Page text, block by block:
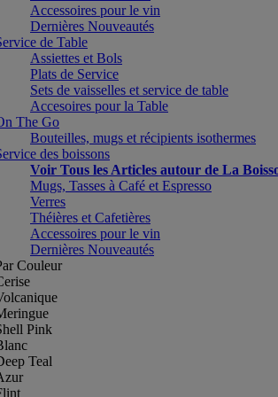
Accessoires pour le vin
Dernières Nouveautés
de Table
Assiettes et Bols
Plats de Service
Sets de vaisselles et service de table
Accesoires pour la Table
The Go
Bouteilles, mugs et récipients isothermes
des boissons
Voir Tous les Articles autour de La
Mugs, Tasses à Café et Espresso
Verres
Théières et Cafetières
Accessoires pour le vin
Dernières Nouveautés
Couleur
Pink
Teal